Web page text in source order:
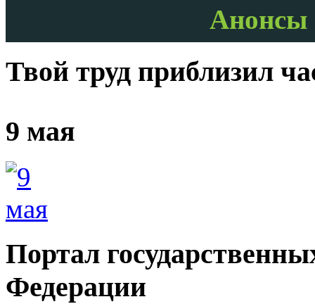
Анонсы
Твой труд приблизил
9 мая
Портал
Федерации